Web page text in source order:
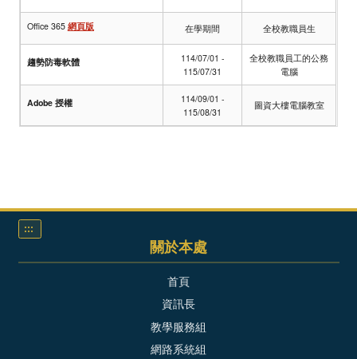
Office 365 網頁版 在學期間 全校教職員生
趨勢防毒軟體
114/07/01 -
115/07/31
全校教職員工的公務
電腦
Adobe 授權
114/09/01 -
115/08/31
圖資大樓電腦教室
:::
關於本處
首頁
資訊長
教學服務組
網路系統組